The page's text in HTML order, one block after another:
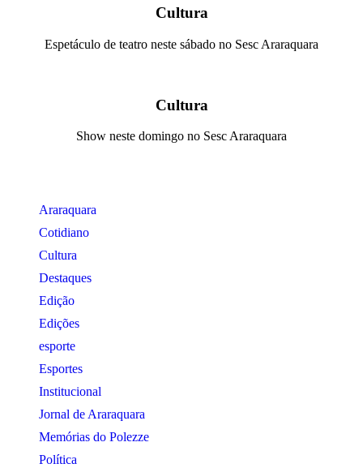
Cultura
Espetáculo de teatro neste sábado no Sesc Araraquara
Cultura
Show neste domingo no Sesc Araraquara
Araraquara
Cotidiano
Cultura
Destaques
Edição
Edições
esporte
Esportes
Institucional
Jornal de Araraquara
Memórias do Polezze
Política